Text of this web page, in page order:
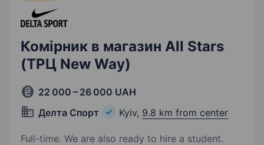
Комірник в магазин All Stars
(ТРЦ New Way)
22 000 – 26 000 UAH
Делта Спорт
Kyiv, 9.8 km from center
Full-time. We are also ready to hire a student.